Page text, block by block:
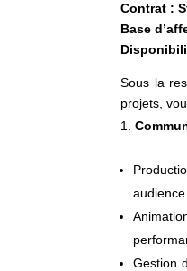
Contrat :
Base
Sous la
projets,
Gestion